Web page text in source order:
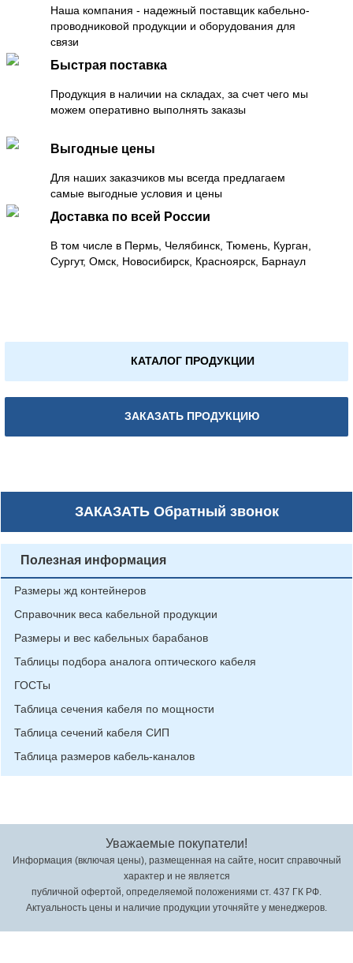
Наша компания - надежный поставщик кабельно-
проводниковой продукции и оборудования для
связи
Быстрая поставка
Продукция в наличии на складах, за счет чего мы
можем оперативно выполнять заказы
Выгодные цены
Для наших заказчиков мы всегда предлагаем
самые выгодные условия и цены
Доставка по всей России
В том числе в Пермь, Челябинск, Тюмень, Курган,
Сургут, Омск, Новосибирск, Красноярск, Барнаул
КАТАЛОГ ПРОДУКЦИИ
ЗАКАЗАТЬ ПРОДУКЦИЮ
ЗАКАЗАТЬОбратный звонок
Полезная информация
Размеры жд контейнеров
Справочник веса кабельной продукции
Размеры и вес кабельных барабанов
Таблицы подбора аналога оптического кабеля
ГОСТы
Таблица сечения кабеля по мощности
Таблица сечений кабеля СИП
Таблица размеров кабель-каналов
Уважаемые покупатели!
Информация (включая цены), размещенная на сайте, носит справочный
характер и не является
публичной офертой, определяемой положениями ст. 437 ГК РФ.
Актуальность цены и наличие продукции уточняйте у менеджеров.